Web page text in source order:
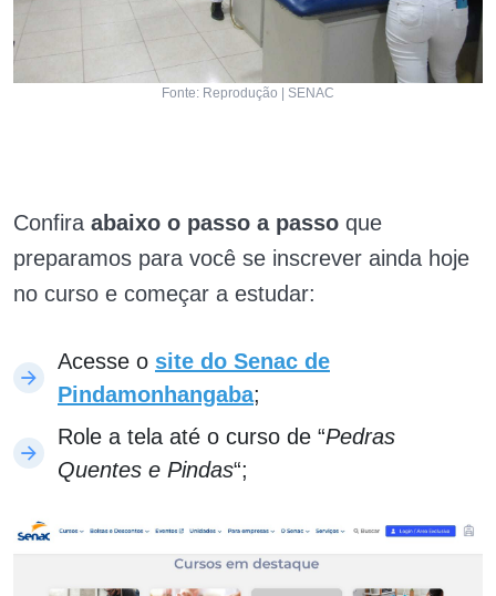
Fonte: Reprodução | SENAC
Confira abaixo o passo a passo que
preparamos para você se inscrever ainda hoje
no curso e começar a estudar:
Acesse o site do Senac de
Pindamonhangaba;
Role a tela até o curso de “Pedras
Quentes e Pindas“;